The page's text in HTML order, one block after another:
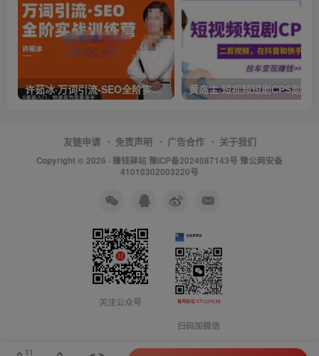
许茹冰·万词引流-SEO全阶实战训练营，0基础入门，快速成为流量高手
友链申请 免责声明 广告合作 关于我们
Copyright © 2026 · 赚钱驿站豫ICP备2024087143号 豫公网安备
41010302003220号
关注公众号
扫码加微信
11